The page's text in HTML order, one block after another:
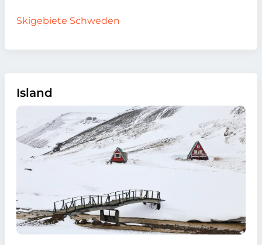
Skigebiete Schweden
Island